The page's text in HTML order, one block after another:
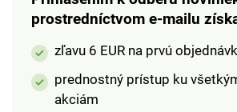
prostredníctvom e-mailu
zľavu 6 EUR na prvú
prednostný prístup ku
akciám